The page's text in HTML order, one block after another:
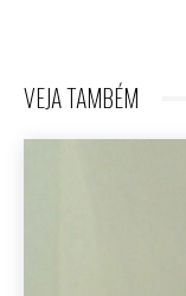
VEJA TAMBÉM